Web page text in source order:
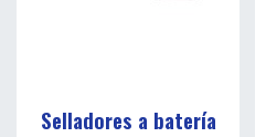
Selladores a batería